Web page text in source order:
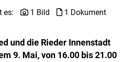
es: 1 Bild 1 Dokument
und die Rieder Innenstadt
9. Mai, von 16.00 bis 21.00